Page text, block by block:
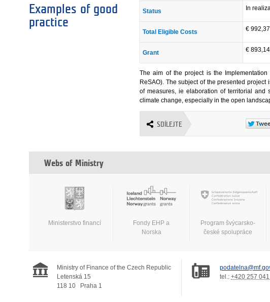
Examples of good
practice
Status In
Total Eligible Costs €
Grant €
The aim of the project is the
ReSAO). The subject of the presented
of measures, ie elaboration of territorial and
climate change, especially in the open
SDÍLEJTE
Webs of Ministry
Ministerstvo financí
Fondy EHP a
Norska
Program švýcarsko-
české spolupráce
Ministry of Finance of the Czech Republic
Letenská 15
118 10
Praha 1
tel.: +420 257 041